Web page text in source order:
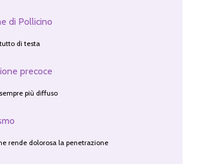
di Pollicino
di testa
precoce
più diffuso
rende dolorosa la penetrazione